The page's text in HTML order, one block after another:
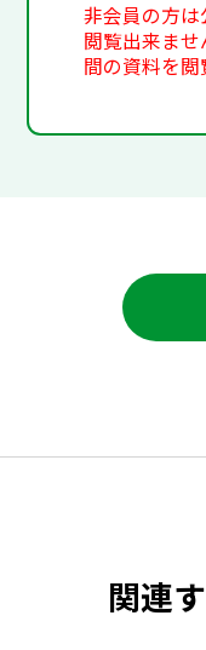
非会員の方
閲覧出来ませ
間の資料を閲
関連